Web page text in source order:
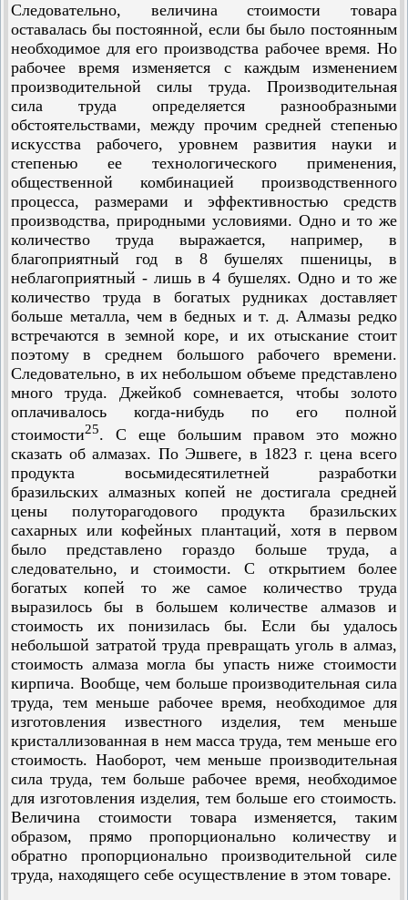
Следовательно, величина стоимости товара
оставалась бы постоянной, если бы было постоянным
необходимое для его производства рабочее время. Но
рабочее время изменяется с каждым изменением
производительной силы труда. Производительная
сила труда определяется разнообразными
обстоятельствами, между прочим средней степенью
искусства рабочего, уровнем развития науки и
степенью ее технологического применения,
общественной комбинацией производственного
процесса, размерами и эффективностью средств
производства, природными условиями. Одно и то же
количество труда выражается, например, в
благоприятный год в 8 бушелях пшеницы, в
неблагоприятный - лишь в 4 бушелях. Одно и то же
количество труда в богатых рудниках доставляет
больше металла, чем в бедных и т. д. Алмазы редко
встречаются в земной коре, и их отыскание стоит
поэтому в среднем большого рабочего времени.
Следовательно, в их небольшом объеме представлено
много труда. Джейкоб сомневается, чтобы золото
оплачивалось когда-нибудь по его полной
стоимости25. С еще большим правом это можно
сказать об алмазах. По Эшвеге, в 1823 г. цена всего
продукта восьмидесятилетней разработки
бразильских алмазных копей не достигала средней
цены полуторагодового продукта бразильских
сахарных или кофейных плантаций, хотя в первом
было представлено гораздо больше труда, а
следовательно, и стоимости. С открытием более
богатых копей то же самое количество труда
выразилось бы в большем количестве алмазов и
стоимость их понизилась бы. Если бы удалось
небольшой затратой труда превращать уголь в алмаз,
стоимость алмаза могла бы упасть ниже стоимости
кирпича. Вообще, чем больше производительная сила
труда, тем меньше рабочее время, необходимое для
изготовления известного изделия, тем меньше
кристаллизованная в нем масса труда, тем меньше его
стоимость. Наоборот, чем меньше производительная
сила труда, тем больше рабочее время, необходимое
для изготовления изделия, тем больше его стоимость.
Величина стоимости товара изменяется, таким
образом, прямо пропорционально количеству и
обратно пропорционально производительной силе
труда, находящего себе осуществление в этом товаре.